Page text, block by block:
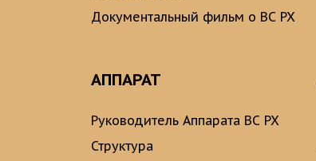
Документальный фильм о ВС РХ
АППАРАТ
Руководитель Аппарата ВС РХ
Структура